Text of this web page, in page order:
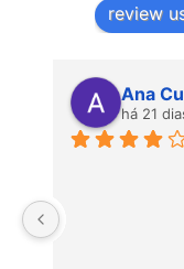
review
Ana
há 21 dias